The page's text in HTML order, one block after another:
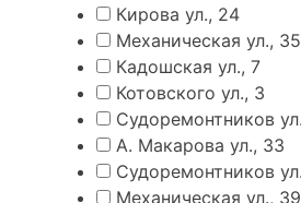
Кирова ул., 24
Механическая ул., 35
Кадошская ул., 7
Котовского ул., 3
Судоремонтников
А. Макарова ул., 33
Судоремонтников
Механическая ул., 39